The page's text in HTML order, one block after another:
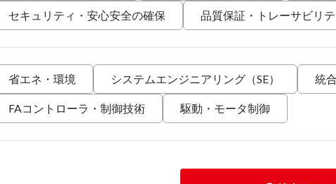
セキュリティ・安心安全の確保 品質保証・トレーサビリテ
省エネ・環境 システムエンジニアリング（SE） 統
FAコントローラ・制御技術 駆動・モータ制御